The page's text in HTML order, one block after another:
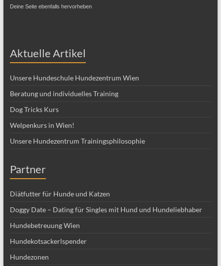
Deine Seite ebenfalls hervorheben
Aktuelle Artikel
Unsere Hundeschule Hundezentrum Wien
Beratung und individuelles Training
Dog Tricks Kurs
Welpenkurs in Wien!
Unsere Hundezentrum Trainingsphilosophie
Partner
Diätfutter für Hunde und Katzen
Doggy Date – Dating für Singles mit Hund und Hundeliebhaber
Hundebetreuung Wien
Hundekotsackerlspender
Hundezonen